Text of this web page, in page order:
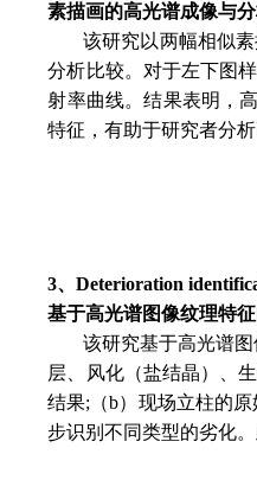
素描画的高光谱成像与
该研究以两幅相似
分析比较。对于左下图
射率曲线。结果表明，
特征，有助于研究者分析
3、Deterioration
基于高光谱图像纹理特
该研究基于高光谱
层、风化（盐结晶）、
结果;（b）现场立柱的
步识别不同类型的劣化